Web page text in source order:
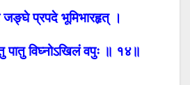
जङ्घे प्रपदे भूमिभारहृत् ।
पातु विघ्नोऽखिलं वपुः ॥ १४॥